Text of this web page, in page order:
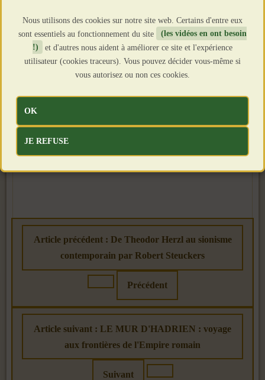
Article précédent : De Theodor Herzl au sionisme
contemporain par Robert Steuckers
Précédent
Article suivant : LE MUR D'HADRIEN : voyage
aux frontières de l'Empire romain
Suivant
Nous utilisons des cookies sur notre site web. Certains d'entre eux
sont essentiels au fonctionnement du site
(les vidéos en ont besoin
!)
et d'autres nous aident à améliorer ce site et l'expérience
utilisateur (cookies traceurs). Vous pouvez décider vous-même si
vous autorisez ou non ces cookies.
OK
JE REFUSE